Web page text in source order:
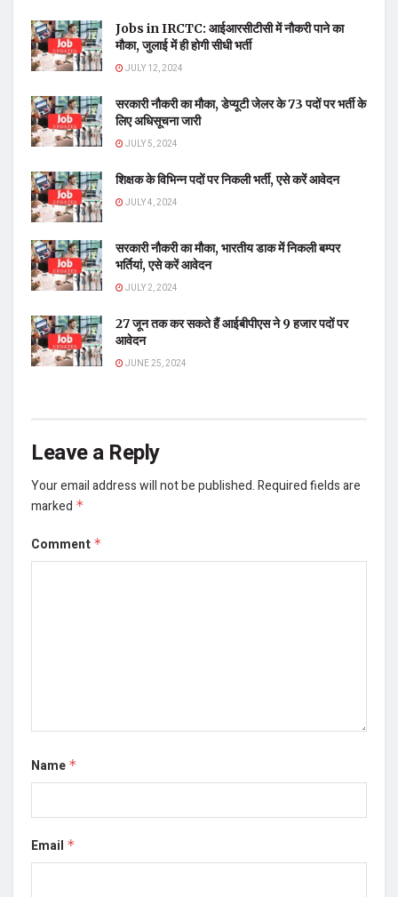
Jobs in IRCTC: आईआरसीटीसी में नौकरी पाने का
मौका, जुलाई में ही होगी सीधी भर्ती
JULY 12, 2024
सरकारी नौकरी का मौका, डेप्यूटी जेलर के 73 पदों पर भर्ती के
लिए अधिसूचना जारी
JULY 5, 2024
शिक्षक के विभिन्न पदों पर निकली भर्ती, एसे करें आवेदन
JULY 4, 2024
सरकारी नौकरी का मौका, भारतीय डाक में निकली बम्पर
भर्तियां, एसे करें आवेदन
JULY 2, 2024
27 जून तक कर सकते हैं आईबीपीएस ने 9 हजार पदों पर
आवेदन
JUNE 25, 2024
Leave a Reply
Your email address will not be published.Required fields are
marked *
Comment *
Name *
Email *